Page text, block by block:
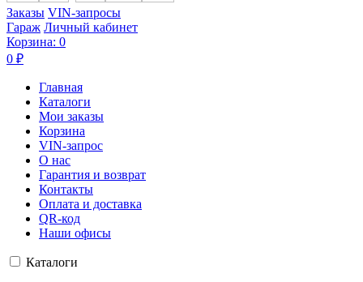
Заказы VIN-запросы
Гараж Личный кабинет
Корзина: 0
0 ₽
Главная
Каталоги
Мои заказы
Корзина
VIN-запрос
О нас
Гарантия и возврат
Контакты
Оплата и доставка
QR-код
Наши офисы
Каталоги